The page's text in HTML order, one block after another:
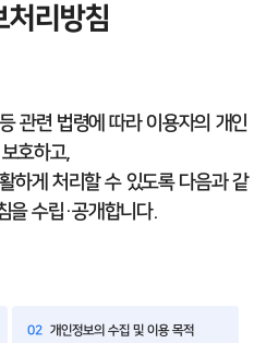
처리방침
관련 법령에 따라 이용자의 개인
호하고,
하게 처리할 수 있도록 다음과 같
을 수립·공개합니다.
02 개인정보의 수집 및 이용 목적